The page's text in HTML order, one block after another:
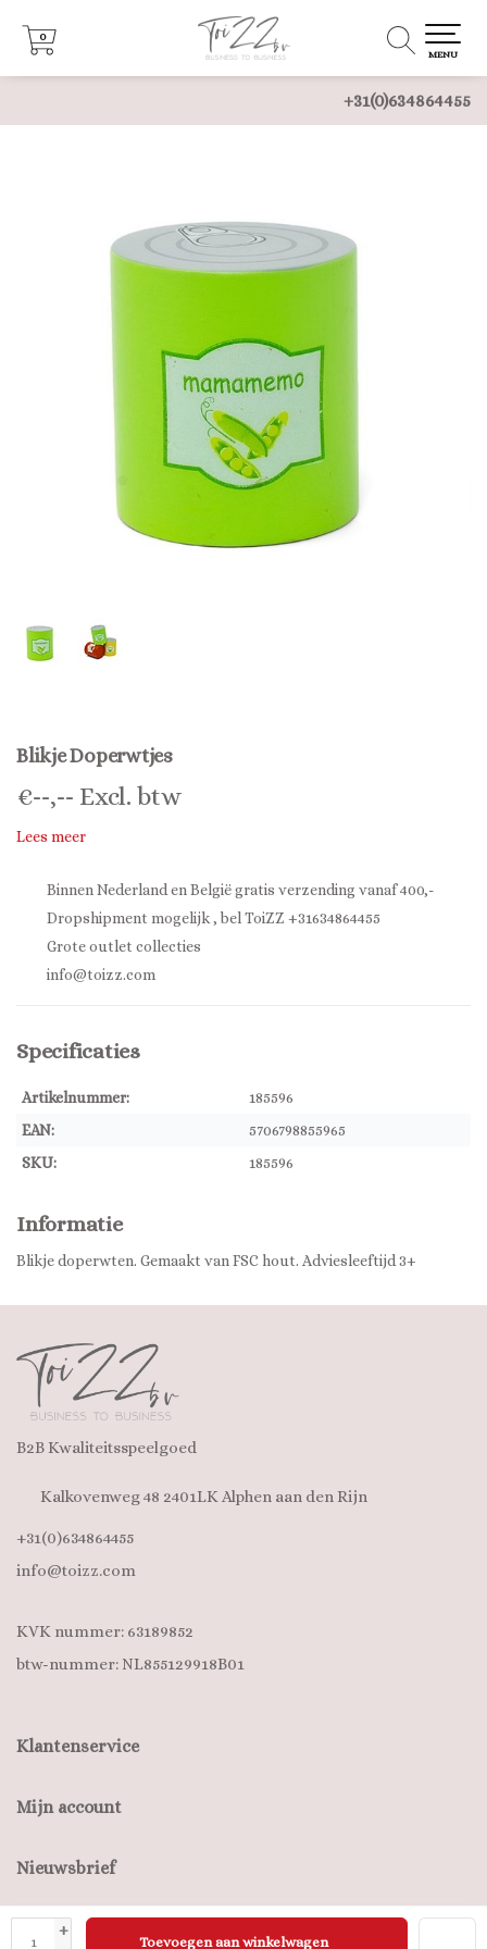
+31(0)634864455
0
0
MENU
Blikje Doperwtjes
€--,-- Excl. btw
Lees meer
+
Toevoegen aan winkelwagen
Binnen Nederland en België gratis verzending vanaf 400,-
Dropshipment mogelijk , bel ToiZZ +31634864455
Grote outlet collecties
info@toizz.com
Specificaties
Artikelnummer:
185596
EAN:
5706798855965
SKU:
185596
Informatie
Blikje doperwten. Gemaakt van FSC hout. Adviesleeftijd 3+
B2B Kwaliteitsspeelgoed
Kalkovenweg 48 2401LK Alphen aan den Rijn
+31(0)634864455
info@toizz.com
KVK nummer: 63189852
btw-nummer: NL855129918B01
Klantenservice
Mijn account
Nieuwsbrief